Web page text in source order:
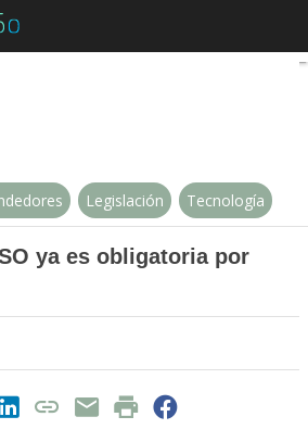
La figura del CISO ya es
Legislación Tecnología
ya es obligatoria por